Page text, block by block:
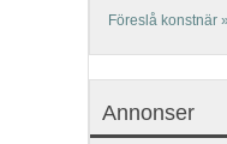
Föreslå konstnär »
Annonser